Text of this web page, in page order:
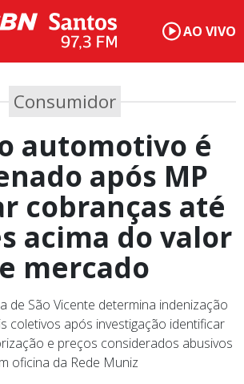
AO VIVO
Consumidor
automotivo é
após MP
cobranças até
acima do valor
mercado
de São Vicente determina indenização
coletivos após investigação identificar
e preços considerados abusivos
oficina da Rede Muniz